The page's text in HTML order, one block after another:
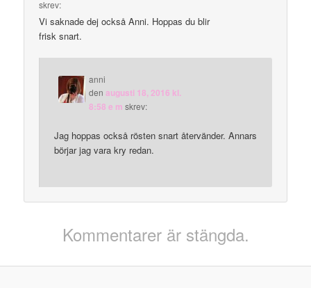
skrev:
Vi saknade dej också Anni. Hoppas du blir
frisk snart.
anni
denaugusti 18, 2016 kl.
8:58 e m skrev:
Jag hoppas också rösten snart återvänder. Annars
börjar jag vara kry redan.
Kommentarer är stängda.